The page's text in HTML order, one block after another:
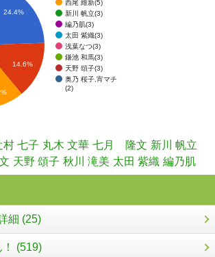
西尾 維新(5)
新川 帆立(3)
編乃肌(3)
太田 紫織(3)
浅葉なつ(3)
鎌池 和馬(3)
天野 頌子(3)
奥乃 桜子,宵マチ
(2)
24.4%
14.6%
村 七子 丸木 文華 七月 隆文 新川 帆立
天野 頌子 秋川 滝美 太田 紫織 編乃肌
細 (25)
(519)